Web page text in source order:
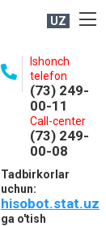
UZ
Ishonch
telefon
(73) 249-
00-11
Call-center
(73) 249-
00-08
Tadbirkorlar
uchun:
hisobot.stat.uz
ga o'tish